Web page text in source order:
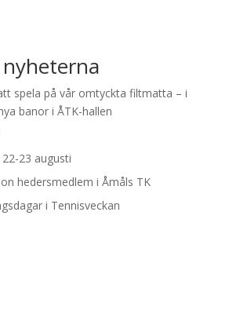
spela på vår omtyckta filtmatta – i
banor i ÅTK-hallen
22-23 augusti
hedersmedlem i Åmåls TK
i Tennisveckan